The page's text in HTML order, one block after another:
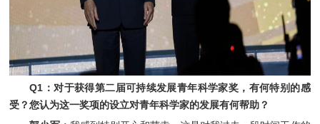
Q1：对于获得第二届可持续发展青年科学家奖，有何特别的感
受？您认为这一奖项的设立对青年科学家的发展有何帮助？